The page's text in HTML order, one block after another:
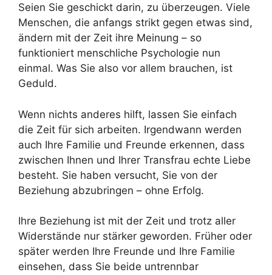
Seien Sie geschickt darin, zu überzeugen. Viele
Menschen, die anfangs strikt gegen etwas sind,
ändern mit der Zeit ihre Meinung – so
funktioniert menschliche Psychologie nun
einmal. Was Sie also vor allem brauchen, ist
Geduld.
Wenn nichts anderes hilft, lassen Sie einfach
die Zeit für sich arbeiten. Irgendwann werden
auch Ihre Familie und Freunde erkennen, dass
zwischen Ihnen und Ihrer Transfrau echte Liebe
besteht. Sie haben versucht, Sie von der
Beziehung abzubringen – ohne Erfolg.
Ihre Beziehung ist mit der Zeit und trotz aller
Widerstände nur stärker geworden. Früher oder
später werden Ihre Freunde und Ihre Familie
einsehen, dass Sie beide untrennbar